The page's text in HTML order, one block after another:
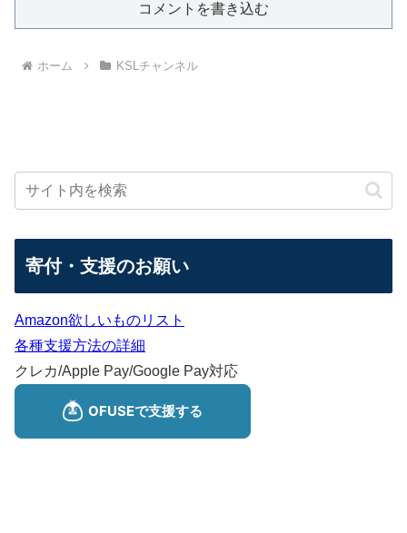
コメントを書き込む
ホーム KSLチャンネル
寄付・支援のお願い
Amazon欲しいものリスト
各種支援方法の詳細
クレカ/Apple Pay/Google Pay対応